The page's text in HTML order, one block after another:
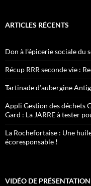
ARTICLES RÉCENTS
Don à l’épicerie sociale du
Récup RRR seconde vie :
Tartinade d’aubergine
Appli Gestion des déchets
Gard : La JARRE à tester
La Rochefortaise : Une
écoresponsable !
VIDÉO DE